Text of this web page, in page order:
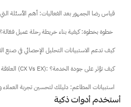
قياس رضا الجمهور بعد الفعاليات: أهم الأسئلة
كيف تدعم الاستبيانات التحليل الإحصائي في صنع
العلاقة بين تجربة المستفيد وتجربة الموظف (CX Vs EX): كيف تؤثر على جودة الخدمة؟
استبيانات المطاعم: دليلك لتحسين تجربة العملاء
أستخدم أدوات ذكية